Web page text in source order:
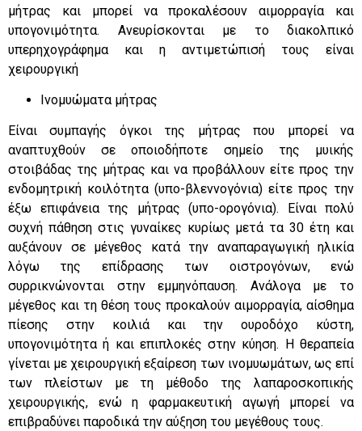
μήτρας και μπορεί να προκαλέσουν αιμορραγία και
υπογονιμότητα. Ανευρίσκονται με το διακολπικό
υπερηχογράφημα και η αντιμετώπισή τους είναι
χειρουργική
Ινομυώματα μήτρας
Είναι συμπαγής όγκοι της μήτρας που μπορεί να
αναπτυχθούν σε οποιοδήποτε σημείο της μυικής
στοιβάδας της μήτρας και να προβάλλουν είτε προς την
ενδομητρική κοιλότητα (υπο-βλεννογόνια) είτε προς την
έξω επιφάνεια της μήτρας (υπο-ορογόνια). Είναι πολύ
συχνή πάθηση στις γυναίκες κυρίως μετά τα 30 έτη και
αυξάνουν σε μέγεθος κατά την αναπαραγωγική ηλικία
λόγω της επίδρασης των οιστρογόνων, ενώ
συρρικνώνονται στην εμμηνόπαυση. Ανάλογα με το
μέγεθος και τη θέση τους προκαλούν αιμορραγία, αίσθημα
πίεσης στην κοιλιά και την ουροδόχο κύστη,
υπογονιμότητα ή και επιπλοκές στην κύηση. Η θεραπεία
γίνεται με χειρουργική εξαίρεση των ινομυωμάτων, ως επί
των πλείστων με τη μέθοδο της λαπαροσκοπικής
χειρουργικής, ενώ η φαρμακευτική αγωγή μπορεί να
επιβραδύνει παροδικά την αύξηση του μεγέθους τους.